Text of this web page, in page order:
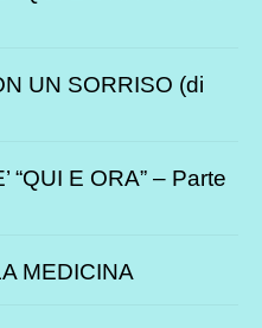
UN SORRISO (di
“QUI E ORA” – Parte
MEDICINA